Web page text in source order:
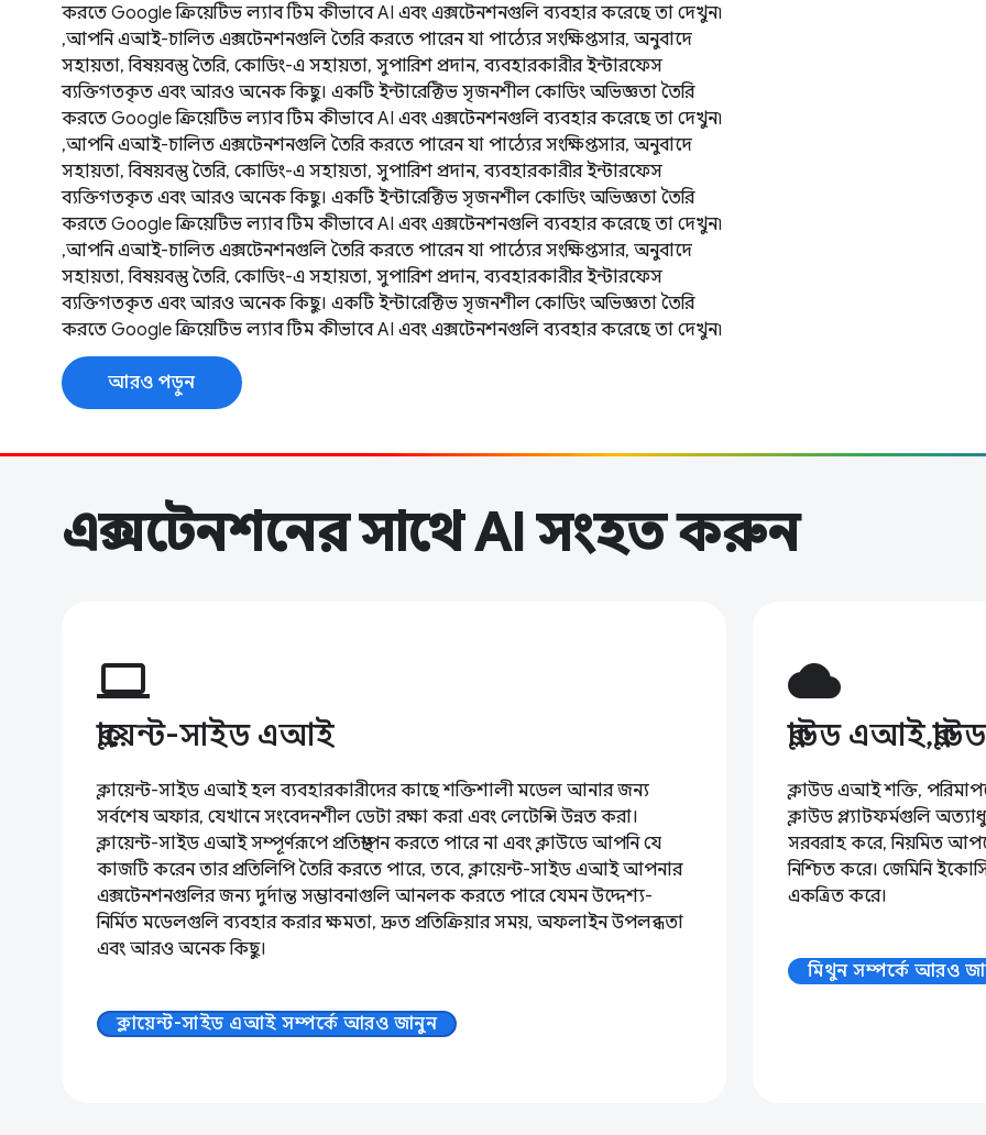
করতে Google ক্রিয়েটিভ ল্যাব টিম কীভাবে AI এবং এক্সটেনশনগুলি ব্যবহার করেছে তা দেখুন৷
,আপনি এআই-চালিত এক্সটেনশনগুলি তৈরি করতে পারেন যা পাঠ্যের সংক্ষিপ্তসার, অনুবাদে
সহায়তা, বিষয়বস্তু তৈরি, কোডিং-এ সহায়তা, সুপারিশ প্রদান, ব্যবহারকারীর ইন্টারফেস
ব্যক্তিগতকৃত এবং আরও অনেক কিছু। একটি ইন্টারেক্টিভ সৃজনশীল কোডিং অভিজ্ঞতা তৈরি
করতে Google ক্রিয়েটিভ ল্যাব টিম কীভাবে AI এবং এক্সটেনশনগুলি ব্যবহার করেছে তা দেখুন৷
,আপনি এআই-চালিত এক্সটেনশনগুলি তৈরি করতে পারেন যা পাঠ্যের সংক্ষিপ্তসার, অনুবাদে
সহায়তা, বিষয়বস্তু তৈরি, কোডিং-এ সহায়তা, সুপারিশ প্রদান, ব্যবহারকারীর ইন্টারফেস
ব্যক্তিগতকৃত এবং আরও অনেক কিছু। একটি ইন্টারেক্টিভ সৃজনশীল কোডিং অভিজ্ঞতা তৈরি
করতে Google ক্রিয়েটিভ ল্যাব টিম কীভাবে AI এবং এক্সটেনশনগুলি ব্যবহার করেছে তা দেখুন৷
,আপনি এআই-চালিত এক্সটেনশনগুলি তৈরি করতে পারেন যা পাঠ্যের সংক্ষিপ্তসার, অনুবাদে
সহায়তা, বিষয়বস্তু তৈরি, কোডিং-এ সহায়তা, সুপারিশ প্রদান, ব্যবহারকারীর ইন্টারফেস
ব্যক্তিগতকৃত এবং আরও অনেক কিছু। একটি ইন্টারেক্টিভ সৃজনশীল কোডিং অভিজ্ঞতা তৈরি
করতে Google ক্রিয়েটিভ ল্যাব টিম কীভাবে AI এবং এক্সটেনশনগুলি ব্যবহার করেছে তা দেখুন৷
আরও পড়ুন
এক্সটেনশনের সাথে AI সংহত করুন
computer
ক্লায়েন্ট-সাইড এআই
ক্লায়েন্ট-সাইড এআই হল ব্যবহারকারীদের কাছে শক্তিশালী মডেল আনার জন্য
সর্বশেষ অফার, যেখানে সংবেদনশীল ডেটা রক্ষা করা এবং লেটেন্সি উন্নত করা।
ক্লায়েন্ট-সাইড এআই সম্পূর্ণরূপে প্রতিস্থাপন করতে পারে না এবং ক্লাউডে আপনি যে
কাজটি করেন তার প্রতিলিপি তৈরি করতে পারে, তবে, ক্লায়েন্ট-সাইড এআই আপনার
এক্সটেনশনগুলির জন্য দুর্দান্ত সম্ভাবনাগুলি আনলক করতে পারে যেমন উদ্দেশ্য-
নির্মিত মডেলগুলি ব্যবহার করার ক্ষমতা, দ্রুত প্রতিক্রিয়ার সময়, অফলাইন উপলব্ধতা
এবং আরও অনেক কিছু।
ক্লায়েন্ট-সাইড এআই সম্পর্কে আরও জানুন
cloud
ক্লাউড
ক্লাউড এআই শক্তি,
ক্লাউড প্ল্যাটফর্মগুলি
সরবরাহ করে, নিয়মিত
নিশ্চিত করে। জেমিনি
একত্রিত করে।
মিথুন সম্পর্কে আরও